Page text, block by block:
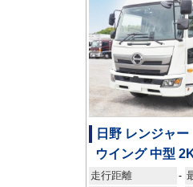
日野 レンジャー
ウイング 中型
走行距離 -